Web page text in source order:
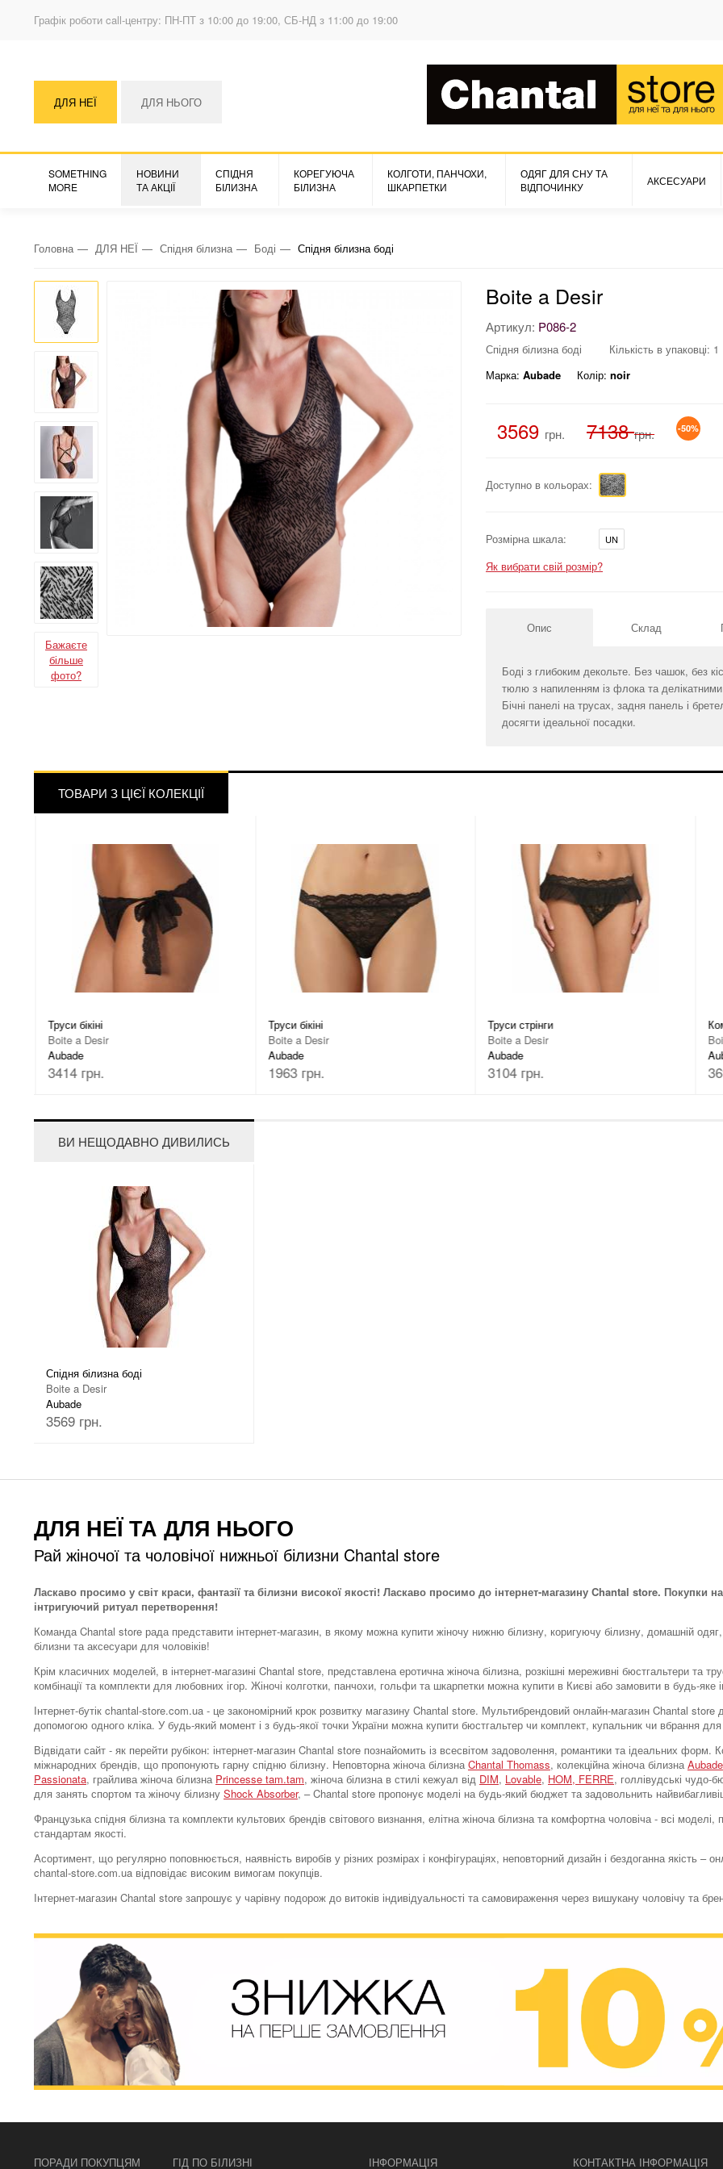
Графік роботи call-центру: ПН-ПТ з 10:00 до 19:00, СБ-НД з 11:00 до 19:00
ДЛЯ НЕЇ ДЛЯ НЬОГО
SOMETHING
MORE
НОВИНИ
ТА АКЦІЇ
СПІДНЯ
БІЛИЗНА
КОРЕГУЮЧА
БІЛИЗНА
КОЛГОТИ, ПАНЧОХИ,
ШКАРПЕТКИ
ОДЯГ ДЛЯ СНУ ТА
ВІДПОЧИНКУ
АКСЕСУАРИ
Головна ДЛЯ НЕЇ Спідня білизна Боді Спідня білизна боді
Бажаєте
більше
фото?
Boite a Desir
Артикул: P086-2
Спідня білизна боді
Кількість в упаковці: 1
Марка: Aubade Колір: noir
3569 грн. 7138 грн. -50%
Доступно в кольорах:
Розмірна шкала: UN
Як вибрати свій розмір?
Опис Склад
Боді з глибоким декольте. Без чашок, без
тюлю з напиленням із флока та делікатними
Бічні панелі на трусах, задня панель і
досягти ідеальної посадки.
ТОВАРИ З ЦІЄЇ КОЛЕКЦІЇ
Труси бікіні
Boite a Desir
Aubade
3414 грн.
Труси бікіні
Boite a Desir
Aubade
1963 грн.
Труси стрінги
Boite a Desir
Aubade
3104 грн.
ВИ НЕЩОДАВНО ДИВИЛИСЬ
Спідня білизна боді
Boite a Desir
Aubade
3569 грн.
ДЛЯ НЕЇ ТА ДЛЯ НЬОГО
Рай жіночої та чоловічої нижньої білизни Chantal store
Ласкаво просимо у світ краси, фантазії та білизни високої якості! Ласкаво просимо до інтернет-магазину Chantal store. Покупки на
інтригуючий ритуал перетворення!
Команда Chantal store рада представити інтернет-магазин, в якому можна купити жіночу нижню білизну, коригуючу білизну, домашній
білизни та аксесуари для чоловіків!
Крім класичних моделей, в інтернет-магазині Chantal store, представлена ​​еротична жіноча білизна, розкішні мереживні бюстгальтери та
комбінації та комплекти для любовних ігор. Жіночі колготки, панчохи, гольфи та шкарпетки можна купити в Києві або замовити в будь-яке
Інтернет-бутік chantal-store.com.ua - це закономірний крок розвитку магазину Chantal store. Мультибрендовий онлайн-магазин Chantal
допомогою одного кліка. У будь-який момент і з будь-якої точки України можна купити бюстгальтер чи комплект, купальник чи вбрання
Відвідати сайт - як перейти рубікон: інтернет-магазин Chantal store познайомить із всесвітом задоволення, романтики та ідеальних
міжнародних брендів, що пропонують гарну спідню білизну. Неповторна жіноча білизнаChantal Thomass, колекційна жіноча білизнаAubade
Passionata, грайлива жіноча білизна Princesse tam.tam, жіноча білизна в стилі кежуал від DIM, Lovable, HOM, FERRE, голлівудські чудо-
для занять спортом та жіночу білизну Shock Absorber, – Chantal store пропонує моделі на будь-який бюджет та задовольнить
Французька спідня білизна та комплекти культових брендів світового визнання, елітна жіноча білизна та комфортна чоловіча - всі
стандартам якості.
Асортимент, що регулярно поповнюється, наявність виробів у різних розмірах і конфігураціях, неповторний дизайн і бездоганна якість –
chantal-store.com.ua відповідає високим вимогам покупців.
Інтернет-магазин Chantal store запрошує у чарівну подорож до витоків індивідуальності та самовираження через вишукану чоловічу та
ПОРАДИ ПОКУПЦЯМ ГІД ПО БІЛИЗНІ ІНФОРМАЦІЯ КОНТАКТНА ІНФОРМАЦІЯ